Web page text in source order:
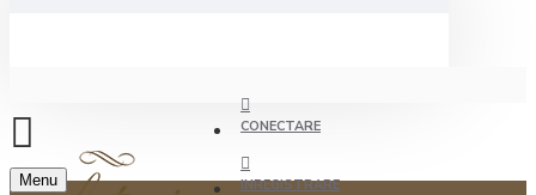
CONECTARE
INREGISTRARE
Menu